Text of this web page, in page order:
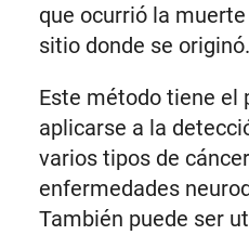
que ocurrió la
sitio donde se originó.
Este método tiene el
aplicarse a la
varios tipos de
enfermedades
También puede ser